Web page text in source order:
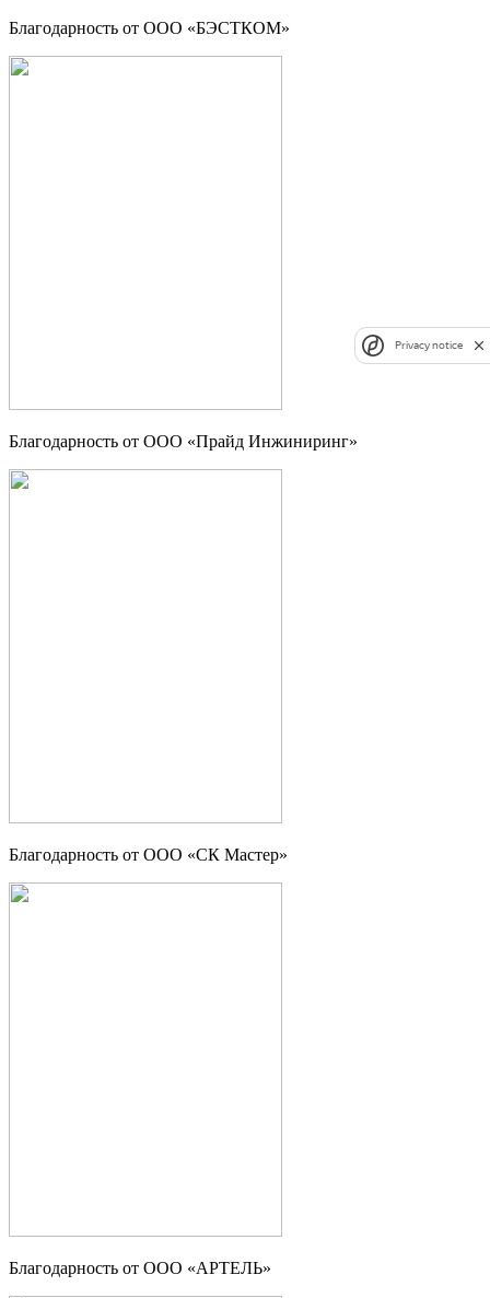
Благодарность от ООО «БЭСТКОМ»
Благодарность от ООО «Прайд Инжиниринг»
Благодарность от ООО «СК Мастер»
Благодарность от ООО «АРТЕЛЬ»
Privacy notice